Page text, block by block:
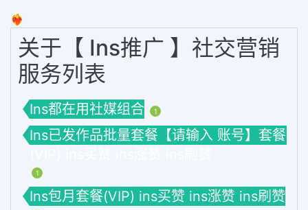
❤️‍🔥
关于【 Ins推广 】社交营销
服务列表
Ins都在用社媒组合 1
Ins已发作品批量套餐【请输入 账号】套餐
1
Ins包月套餐(VIP) ins买赞 ins涨赞 ins刷赞